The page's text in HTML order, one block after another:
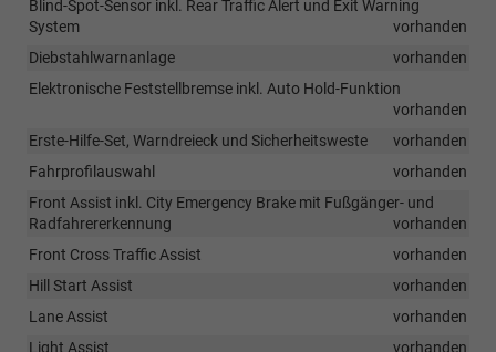
Blind-Spot-Sensor inkl. Rear Traffic Alert und Exit Warning
System
vorhanden
Diebstahlwarnanlage
vorhanden
Elektronische Feststellbremse inkl. Auto Hold-Funktion
vorhanden
Erste-Hilfe-Set, Warndreieck und Sicherheitsweste
vorhanden
Fahrprofilauswahl
vorhanden
Front Assist inkl. City Emergency Brake mit Fußgänger- und
Radfahrererkennung
vorhanden
Front Cross Traffic Assist
vorhanden
Hill Start Assist
vorhanden
Lane Assist
vorhanden
Light Assist
vorhanden